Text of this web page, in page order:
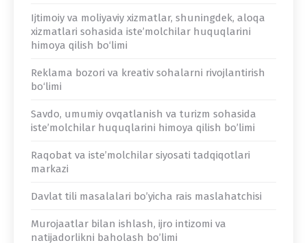
Ijtimoiy va moliyaviy xizmatlar, shuningdek, aloqa
xizmatlari sohasida iste’molchilar huquqlarini
himoya qilish bo‘limi
Reklama bozori va kreativ sohalarni rivojlantirish
bo‘limi
Savdo, umumiy ovqatlanish va turizm sohasida
iste’molchilar huquqlarini himoya qilish bo’limi
Raqobat va iste’molchilar siyosati tadqiqotlari
markazi
Davlat tili masalalari bo’yicha rais maslahatchisi
Murojaatlar bilan ishlash, ijro intizomi va
natijadorlikni baholash bo’limi